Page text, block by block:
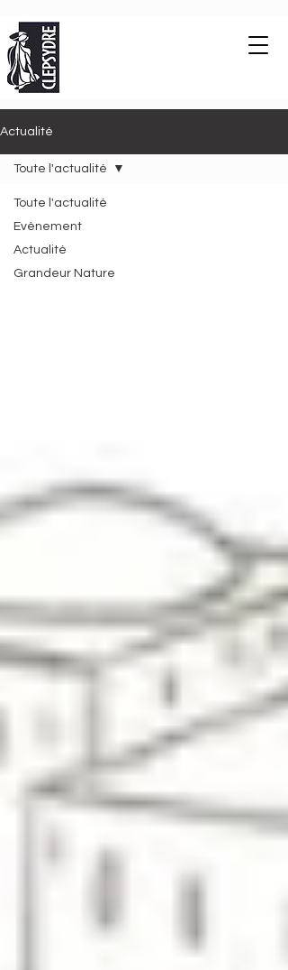
Actualité
Toute l'actualité
Evènement
Actualité
Grandeur Nature
Toute l'actualité